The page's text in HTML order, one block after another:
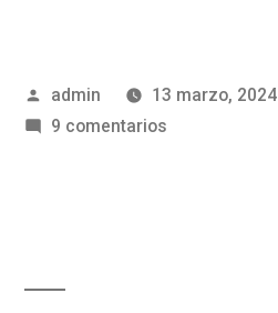
admin 13 marzo, 2024
9 comentarios